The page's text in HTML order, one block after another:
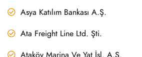
Asya Katılım Bankası A.Ş.
Ata Freight Line Ltd. Şti.